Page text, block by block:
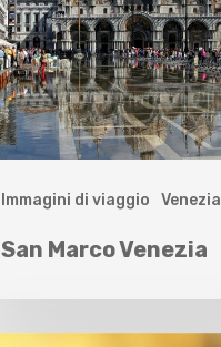
Immagini di viaggio Venezia
San Marco Venezia